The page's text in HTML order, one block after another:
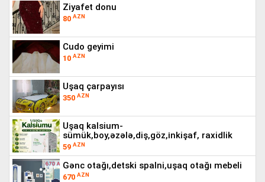
ziyafet donu
80 AZN
cudo geyimi
10 AZN
uşaq çarpayısı
350 AZN
uşaq kalsium-
sümük,boy,əzələ,diş,göz,i̇nkişaf, raxidlik
59 AZN
gənc otağı,detski spalni,uşaq otağı mebeli
670 AZN